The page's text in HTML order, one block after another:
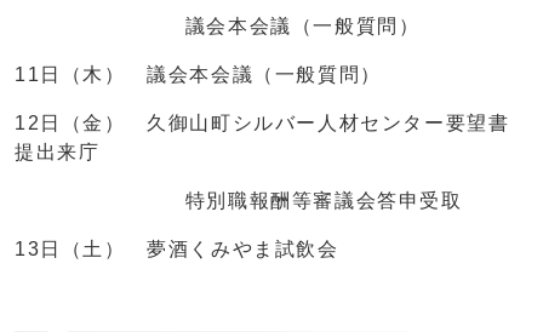
議会本会議（一般質問）
11日（木） 議会本会議（一般質問）
12日（金） 久御山町シルバー人材センター要望書
提出来庁
特別職報酬等審議会答申受取
13日（土） 夢酒くみやま試飲会